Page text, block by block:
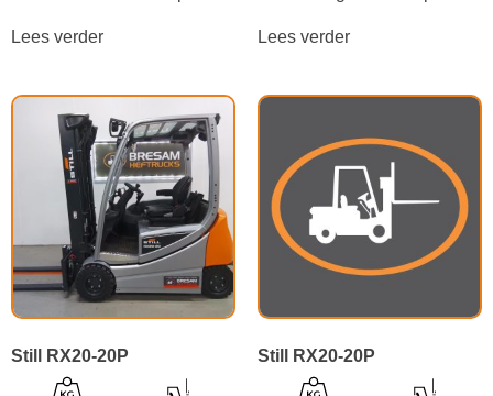
Lees verder Lees verder
Still RX20-20P Still RX20-20P